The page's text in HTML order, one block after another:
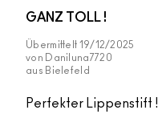
GANZ TOLL !
Übermittelt 19/12/2025
von Daniluna7720
aus Bielefeld
Perfekter Lippenstift !